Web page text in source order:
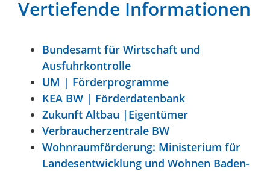
Vertiefende Informationen
Bundesamt für Wirtschaft und
Ausfuhrkontrolle
UM | Förderprogramme
KEA BW | Förderdatenbank
Zukunft Altbau |Eigentümer
Verbraucherzentrale BW
Wohnraumförderung: Ministerium für
Landesentwicklung und Wohnen Baden-